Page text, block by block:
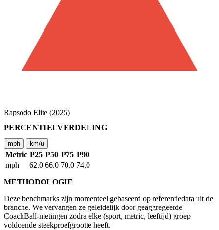
Rapsodo Elite (2025)
PERCENTIELVERDELING
mph km/u
Metric P25 P50 P75 P90
mph
62.0 66.0 70.0 74.0
METHODOLOGIE
Deze benchmarks zijn momenteel gebaseerd op referentiedata uit de
branche. We vervangen ze geleidelijk door geaggregeerde
CoachBall-metingen zodra elke (sport, metric, leeftijd) groep
voldoende steekproefgrootte heeft.